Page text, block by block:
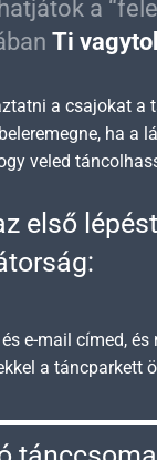
a
Ti
a csajokat a
ha a
veled
első
e-mail címed,
a táncparkett